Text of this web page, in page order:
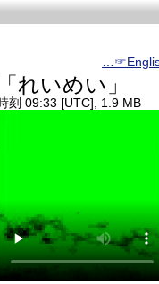
「れいめい」
刻 09:33 [UTC], 1.9 MB